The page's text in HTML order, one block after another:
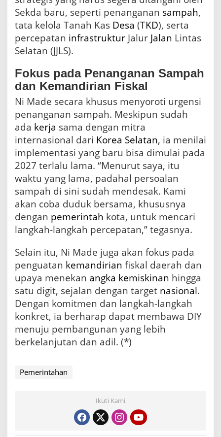
Sekda baru, seperti penanganan sampah,
tata kelola Tanah Kas Desa (TKD), serta
percepatan infrastruktur Jalur Jalan Lintas
Selatan (JJLS).
Fokus pada Penanganan Sampah
dan Kemandirian Fiskal
Ni Made secara khusus menyoroti urgensi
penanganan sampah. Meskipun sudah
ada kerja sama dengan mitra
internasional dari Korea Selatan, ia menilai
implementasi yang baru bisa dimulai pada
2027 terlalu lama. “Menurut saya, itu
waktu yang lama, padahal persoalan
sampah di sini sudah mendesak. Kami
akan coba duduk bersama, khususnya
dengan pemerintah kota, untuk mencari
langkah-langkah percepatan,” tegasnya.
Selain itu, Ni Made juga akan fokus pada
penguatan kemandirian fiskal daerah dan
upaya menekan angka kemiskinan hingga
satu digit, sejalan dengan target nasional.
Dengan komitmen dan langkah-langkah
konkret, ia berharap dapat membawa DIY
menuju pembangunan yang lebih
berkelanjutan dan adil. (*)
Pemerintahan
Ikuti Kami